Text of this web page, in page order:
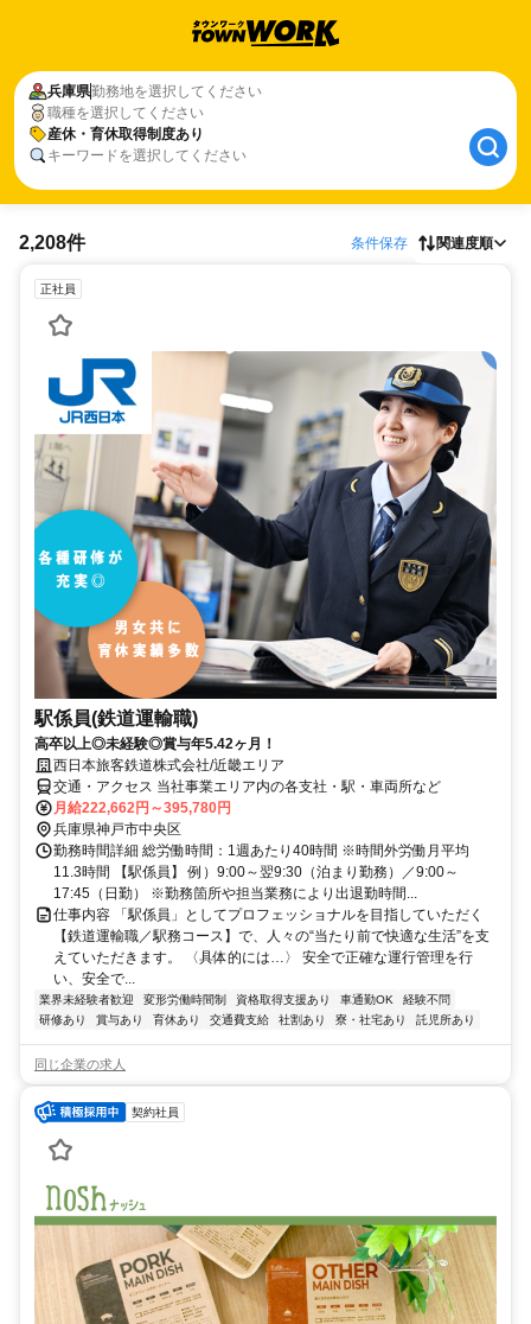
兵庫県勤務地を選択してください
職種を選択してください
産休・育休取得制度あり
キーワードを選択してください
2,208件 条件保存 関連度順
正社員
駅係員(鉄道運輸職)
高卒以上◎未経験◎賞与年5.42ヶ月！
西日本旅客鉄道株式会社/近畿エリア
交通・アクセス 当社事業エリア内の各支社・駅・車両所など
月給222,662円～395,780円
兵庫県神戸市中央区
勤務時間詳細 総労働時間：1週あたり40時間 ※時間外労働月平均
11.3時間 【駅係員】 例）9:00～翌9:30（泊まり勤務）／9:00～
17:45（日勤） ※勤務箇所や担当業務により出退勤時間...
仕事内容 「駅係員」としてプロフェッショナルを目指していただく
【鉄道運輸職／駅務コース】で、人々の“当たり前で快適な生活”を支
えていただきます。 〈具体的には…〉 安全で正確な運行管理を行
い、安全で...
業界未経験者歓迎 変形労働時間制 資格取得支援あり 車通勤OK
経験不問
研修あり
賞与あり 育休あり 交通費支給 社割あり 寮・社宅あり 託児所あり
同じ企業の求人
契約社員